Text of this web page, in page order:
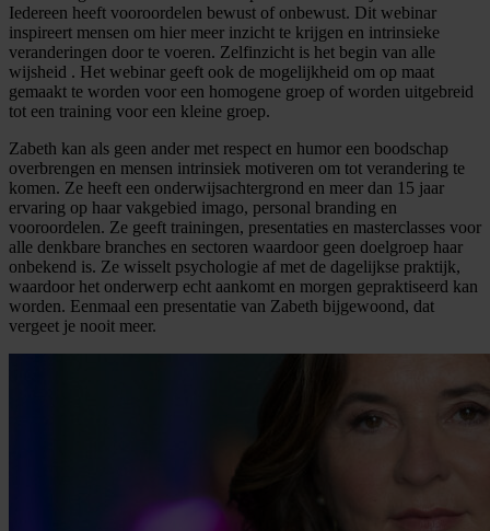
Iedereen heeft vooroordelen bewust of onbewust. Dit webinar
inspireert mensen om hier meer inzicht te krijgen en intrinsieke
veranderingen door te voeren. Zelfinzicht is het begin van alle
wijsheid . Het webinar geeft ook de mogelijkheid om op maat
gemaakt te worden voor een homogene groep of worden uitgebreid
tot een training voor een kleine groep.
Zabeth kan als geen ander met respect en humor een boodschap
overbrengen en mensen intrinsiek motiveren om tot verandering te
komen. Ze heeft een onderwijsachtergrond en meer dan 15 jaar
ervaring op haar vakgebied imago, personal branding en
vooroordelen. Ze geeft trainingen, presentaties en masterclasses voor
alle denkbare branches en sectoren waardoor geen doelgroep haar
onbekend is. Ze wisselt psychologie af met de dagelijkse praktijk,
waardoor het onderwerp echt aankomt en morgen gepraktiseerd kan
worden. Eenmaal een presentatie van Zabeth bijgewoond, dat
vergeet je nooit meer.